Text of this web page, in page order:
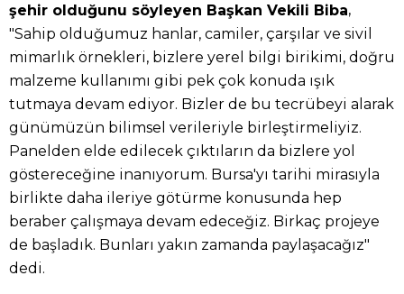
şehir olduğunu söyleyen Başkan Vekili Biba,
"Sahip olduğumuz hanlar, camiler, çarşılar ve sivil
mimarlık örnekleri, bizlere yerel bilgi birikimi, doğru
malzeme kullanımı gibi pek çok konuda ışık
tutmaya devam ediyor. Bizler de bu tecrübeyi alarak
günümüzün bilimsel verileriyle birleştirmeliyiz.
Panelden elde edilecek çıktıların da bizlere yol
göstereceğine inanıyorum. Bursa'yı tarihi mirasıyla
birlikte daha ileriye götürme konusunda hep
beraber çalışmaya devam edeceğiz. Birkaç projeye
de başladık. Bunları yakın zamanda paylaşacağız"
dedi.